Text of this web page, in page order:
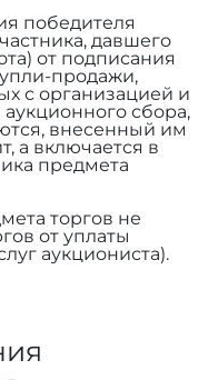
победителя
давшего
от подписания
продажи,
с организацией и
сбора,
внесенный им
а включается в
предмета
торгов не
от уплаты
аукциониста).